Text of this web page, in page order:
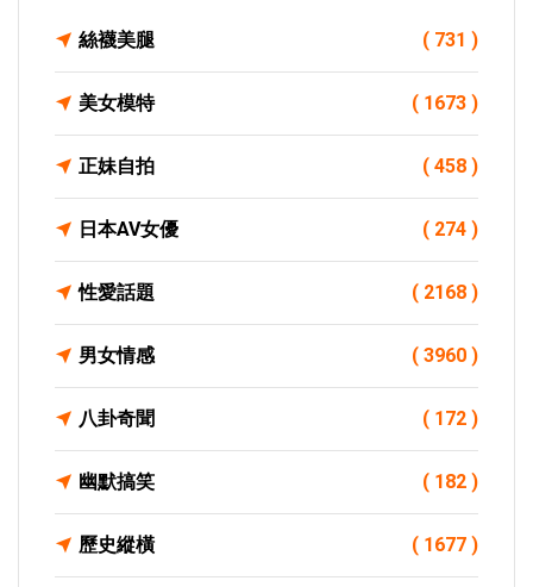
絲襪美腿 ( 731 )
美女模特 ( 1673 )
正妹自拍 ( 458 )
日本AV女優 ( 274 )
性愛話題 ( 2168 )
男女情感 ( 3960 )
八卦奇聞 ( 172 )
幽默搞笑 ( 182 )
歷史縱橫 ( 1677 )